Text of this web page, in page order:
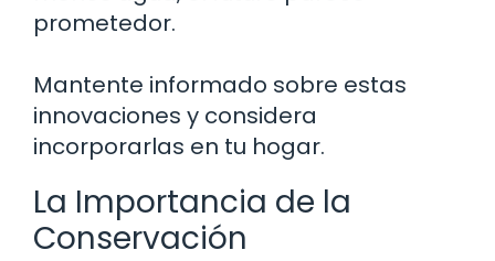
prometedor.
Mantente informado sobre estas
innovaciones y considera
incorporarlas en tu hogar.
La Importancia de la
Conservación